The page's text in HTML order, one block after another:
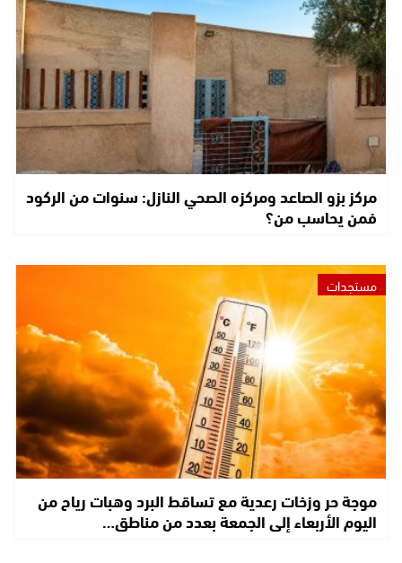
مركز بزو الصاعد ومركزه الصحي النازل: سنوات من الركود
فمن يحاسب من؟
مستجدات
موجة حر وزخات رعدية مع تساقط البرد وهبات رياح من
اليوم الأربعاء إلى الجمعة بعدد من مناطق…